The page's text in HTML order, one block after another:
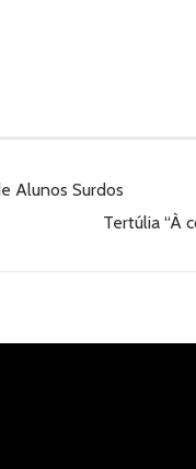
Alunos Surdos
Tertúlia “À